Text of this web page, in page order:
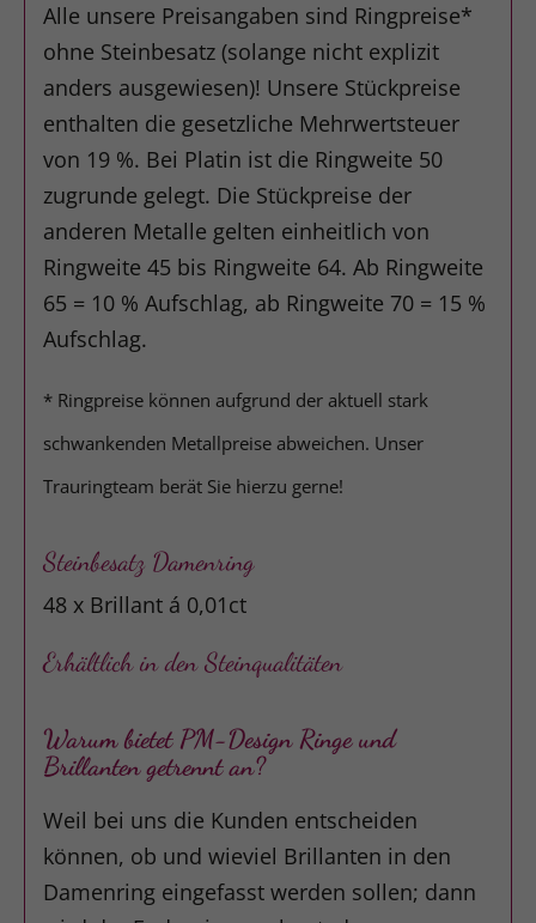
Alle unsere Preisangaben sind Ringpreise*
ohne Steinbesatz (solange nicht explizit
anders ausgewiesen)! Unsere Stückpreise
enthalten die gesetzliche Mehrwertsteuer
von 19 %. Bei Platin ist die Ringweite 50
zugrunde gelegt. Die Stückpreise der
anderen Metalle gelten einheitlich von
Ringweite 45 bis Ringweite 64. Ab Ringweite
65 = 10 % Aufschlag, ab Ringweite 70 = 15 %
Aufschlag.
* Ringpreise können aufgrund der aktuell stark
schwankenden Metallpreise abweichen. Unser
Trauringteam berät Sie hierzu gerne!
Steinbesatz Damenring
48 x Brillant á 0,01ct
Erhältlich in den Steinqualitäten
Warum bietet PM-Design Ringe und
Brillanten getrennt an?
Weil bei uns die Kunden entscheiden
können, ob und wieviel Brillanten in den
Damenring eingefasst werden sollen; dann